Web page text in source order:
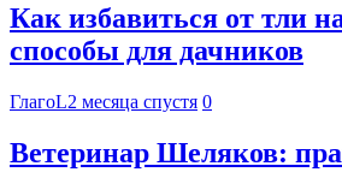
Как избавиться от тли
способы для дачников
ГлагоL2 месяца спустя 0
Ветеринар Шеляков: